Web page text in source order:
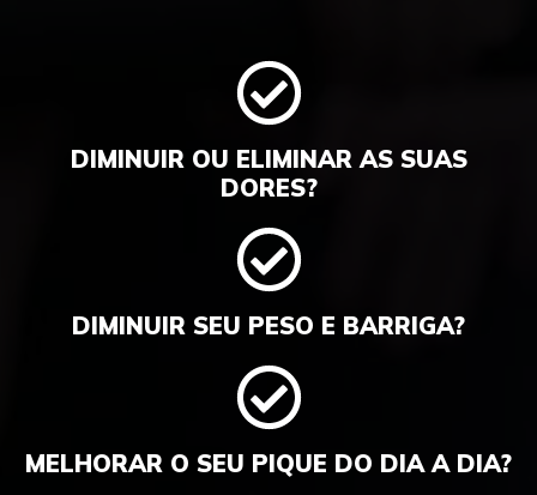
DIMINUIR OU ELIMINAR AS SUAS
DORES?
DIMINUIR SEU PESO E BARRIGA?
MELHORAR O SEU PIQUE DO DIA A DIA?